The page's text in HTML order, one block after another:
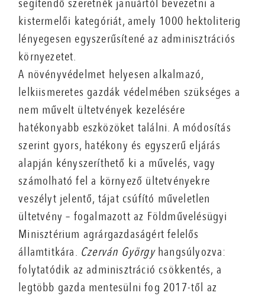
segítendő szeretnék januártól bevezetni a
kistermelői kategóriát, amely 1000 hektoliterig
lényegesen egyszerűsítené az adminisztrációs
környezetet.
A növényvédelmet helyesen alkalmazó,
lelkiismeretes gazdák védelmében szükséges a
nem művelt ültetvények kezelésére
hatékonyabb eszközöket találni. A módosítás
szerint gyors, hatékony és egyszerű eljárás
alapján kényszeríthető ki a művelés, vagy
számolható fel a környező ültetvényekre
veszélyt jelentő, tájat csúfító műveletlen
ültetvény – fogalmazott az Földművelésügyi
Minisztérium agrárgazdaságért felelős
államtitkára. Czerván Györgyhangsúlyozva:
folytatódik az adminisztráció csökkentés, a
legtöbb gazda mentesülni fog 2017-től az